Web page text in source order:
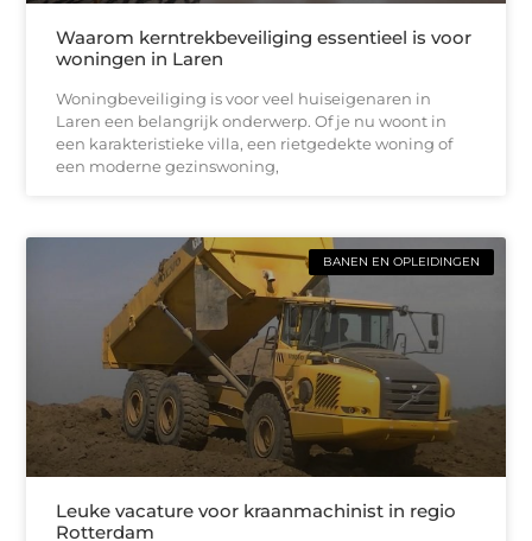
Waarom kerntrekbeveiliging essentieel is voor
woningen in Laren
Woningbeveiliging is voor veel huiseigenaren in
Laren een belangrijk onderwerp. Of je nu woont in
een karakteristieke villa, een rietgedekte woning of
een moderne gezinswoning,
BANEN EN OPLEIDINGEN
Leuke vacature voor kraanmachinist in regio
Rotterdam